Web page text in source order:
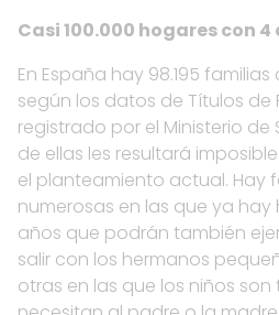
Casi 100.000 hogares con 4
En España hay 98.195
según los datos de Títulos de
registrado por el Ministerio
de ellas les resultará
el planteamiento actual. Hay
numerosas en las que ya hay
años que podrán también
salir con los hermanos
otras en las que los niños